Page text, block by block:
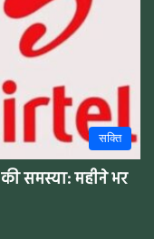
सक्ति
समस्या: महीने भर